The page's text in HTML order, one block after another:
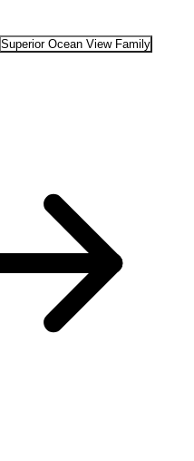
Superior Ocean View Family